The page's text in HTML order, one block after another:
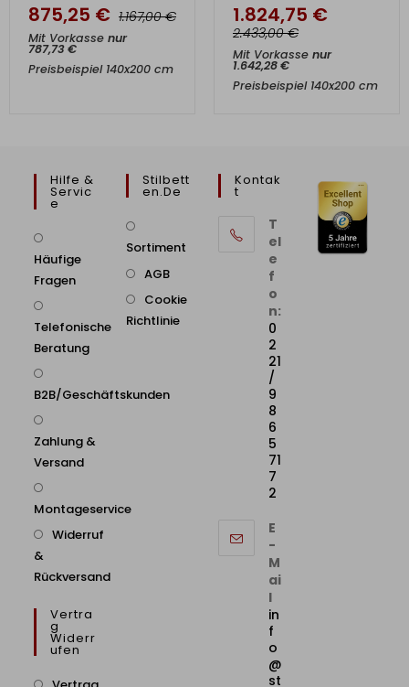
875,25 € 1.167,00€
Mit Vorkasse nur
787,73€
Preisbeispiel 140x200 cm
1.824,75 €
2.433,00€
Mit Vorkasse nur
1.642,28€
Preisbeispiel 140x200 cm
Hilfe &
Servic
E
Häufige
Fragen
Telefonische
Beratung
B2B/Geschäftskunden
Zahlung &
Versand
Montageservice
Widerruf
&
Rückversand
Vertra
G
Widerr
Ufen
Stilbett
En.de
Sortiment
AGB
Cookie
Richtlinie
Kontak
T
T
el
e
f
o
n:
0
2
21
/
9
8
6
5
71
7
2
E
-
M
ai
l
in
f
o
@
st